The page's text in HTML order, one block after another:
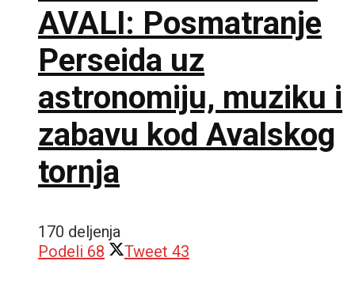
AVALI: Posmatranje
Perseida uz
astronomiju, muziku i
zabavu kod Avalskog
tornja
170 deljenja
Podeli 68 Tweet 43